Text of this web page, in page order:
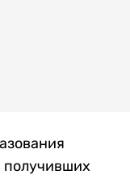
получивших